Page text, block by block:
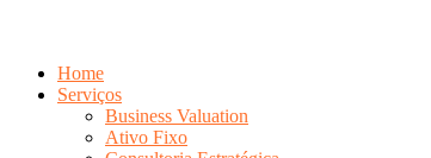
Home
Serviços
Business Valuation
Ativo Fixo